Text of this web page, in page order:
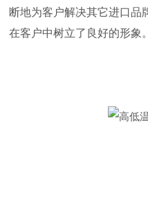
断地为客户解决其它进口品
在客户中树立了良好的形象。